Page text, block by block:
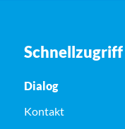
Schnellzugriff
Dialog
Kontakt